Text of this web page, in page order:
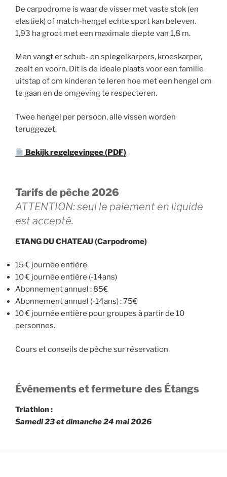
De carpodrome is waar de visser met vaste stok (en
elastiek) of match-hengel echte sport kan beleven.
1,93 ha groot met een maximale diepte van 1,8 m.
Men vangt er schub- en spiegelkarpers, kroeskarper,
zeelt en voorn. Dit is de ideale plaats voor een familie
uitstap of om kinderen te leren hoe met een hengel om
te gaan en de omgeving te respecteren.
Twee hengel per persoon, alle vissen worden
teruggezet.
Bekijk regelgevingee (PDF)
Tarifs de pêche 2026
ATTENTION: seul le paiement en liquide
est accepté.
ETANG DU CHATEAU (Carpodrome)
15 € journée entière
10 € journée entière (-14ans)
Abonnement annuel : 85€
Abonnement annuel (-14ans) : 75€
10 € journée entière pour groupes à partir de 10
personnes.
Cours et conseils de pêche sur réservation
Événements et fermeture des Étangs
Triathlon :
Samedi 23 et dimanche 24 mai 2026